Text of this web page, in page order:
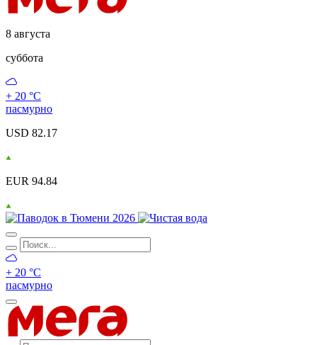
8 августа
суббота
+ 20 °С
пасмурно
USD 82.17
EUR 94.84
+ 20 °С
пасмурно